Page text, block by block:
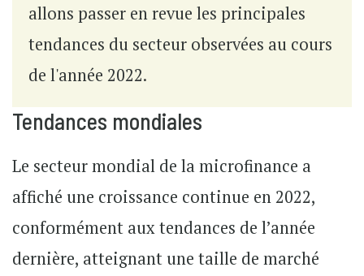
allons passer en revue les principales
tendances du secteur observées au cours
de l'année 2022.
Tendances mondiales
Le secteur mondial de la microfinance a
affiché une croissance continue en 2022,
conformément aux tendances de l’année
dernière, atteignant une taille de marché